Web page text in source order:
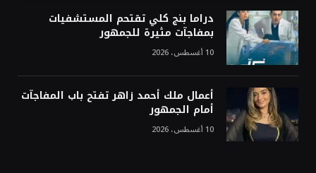
دراما بنج كلي تقتحم المستشفيات
بمفاجآت مثيرة للجمهور
10 أغسطس، 2026
أعمال ملك أحمد زاهر تفتح باب المفاجآت
أمام الجمهور
10 أغسطس، 2026